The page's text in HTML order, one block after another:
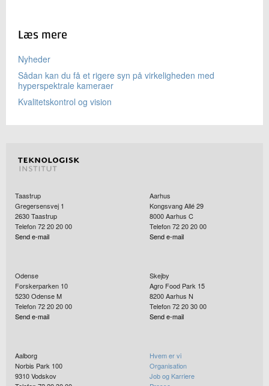
Læs mere
Nyheder
Sådan kan du få et rigere syn på virkeligheden med
hyperspektrale kameraer
Kvalitetskontrol og vision
Taastrup
Gregersensvej 1
2630Taastrup
Telefon 72 20 20 00
Send e-mail
Aarhus
Kongsvang Allé 29
8000Aarhus C
Telefon 72 20 20 00
Send e-mail
Odense
Forskerparken 10
5230Odense M
Telefon 72 20 20 00
Send e-mail
Skejby
Agro Food Park 15
8200Aarhus N
Telefon 72 20 30 00
Send e-mail
Aalborg
Norbis Park 100
9310Vodskov
Hvem er vi
Organisation
Job og Karriere